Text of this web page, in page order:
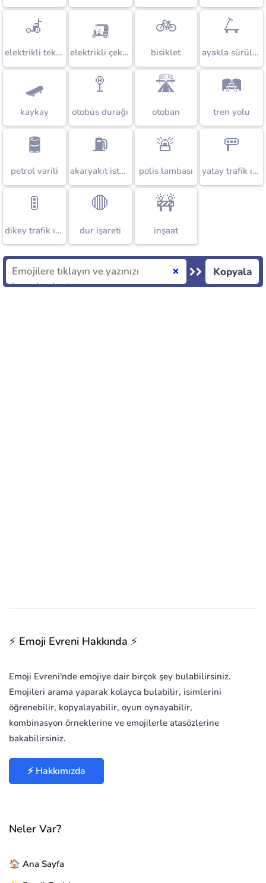
🦼
elektrikli tekerlekli sandalye
🛺
elektrikli çekçek
🚲
bisiklet
🛴
ayakla sürülen skuter
🛹
kaykay
🚏
otobüs durağı
🛣️
otoban
🛤️
tren yolu
🛢️
petrol varili
⛽
akaryakıt istasyonu
🚨
polis lambası
🚥
yatay trafik ışıkları
🚦
dikey trafik ışıkları
🛑
dur işareti
🚧
inşaat
❌ Kopyala
⚡ Emoji Evreni Hakkında ⚡
Emoji Evreni'nde emojiye dair birçok şey bulabilirsiniz.
Emojileri arama yaparak kolayca bulabilir, isimlerini
öğrenebilir, kopyalayabilir, oyun oynayabilir,
kombinasyon örneklerine ve emojilerle atasözlerine
bakabilirsiniz.
⚡ Hakkımızda
Neler Var?
🏠 Ana Sayfa